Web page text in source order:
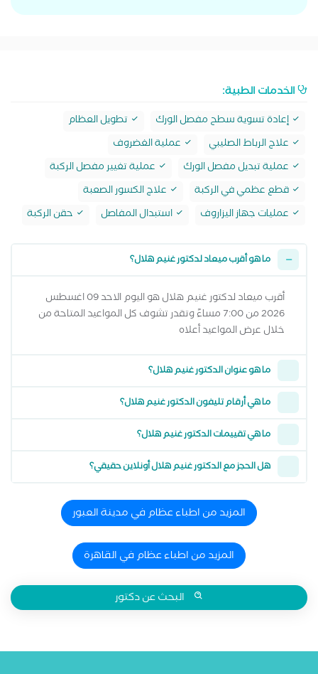
الخدمات الطبية:
إعادة تسوية سطح مفصل الورك
تطويل العظام
علاج الرباط الصليبي
عملية الغضروف
عملية تبديل مفصل الورك
عملية تغيير مفصل الركبة
قطع عظمي في الركبة
علاج الكسور الصعبة
عمليات جهاز اليزاروف
استبدال المفاصل حقن الركبة
ما هو أقرب ميعاد لدكتور غنيم هلال؟
أقرب ميعاد لدكتور غنيم هلال هو اليوم الاحد 09 اغسطس
2026 من 7:00 مساءً وتقدر تشوف كل المواعيد المتاحة من
خلال عرض المواعيد أعلاه
ما هو عنوان الدكتور غنيم هلال؟
ما هي أرقام تليفون الدكتور غنيم هلال؟
ما هي تقييمات الدكتور غنيم هلال؟
هل الحجز مع الدكتور غنيم هلال أونلاين حقيقي؟
المزيد من اطباء عظام في مدينة العبور
المزيد من اطباء عظام في القاهرة
البحث عن دكتور